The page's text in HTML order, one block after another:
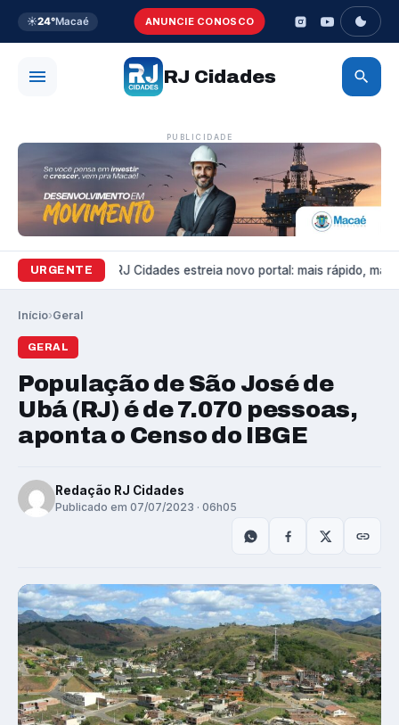
☀️24°Macaé ANUNCIE CONOSCO
RJ Cidades
PUBLICIDADE
URGENTE
Variedades RJ Cidades estreia novo portal: mais rápido, mais
Início›Geral
GERAL
População de São José de
Ubá (RJ) é de 7.070 pessoas,
aponta o Censo do IBGE
Redação RJ Cidades
Publicado em 07/07/2023 · 06h05